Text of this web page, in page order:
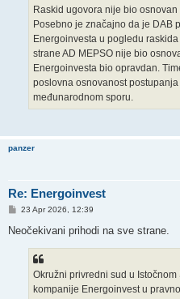
Raskid ugovora nije bio osnovan
Posebno je značajno da je DAB
Energoinvesta u pogledu
strane AD MEPSO nije bio
Energoinvesta bio opravdan.
poslovna osnovanost
međunarodnom sporu.
panzer
Re: Energoinvest
P
s
23 Apr 2026, 12:39
Neočekivani prihodi na sve strane.
Okružni privredni sud u
kompanije Energoinvest u